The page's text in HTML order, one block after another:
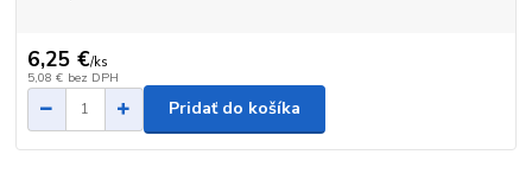
6,25 €/ks
5,08 € bez DPH
Pridať do košíka